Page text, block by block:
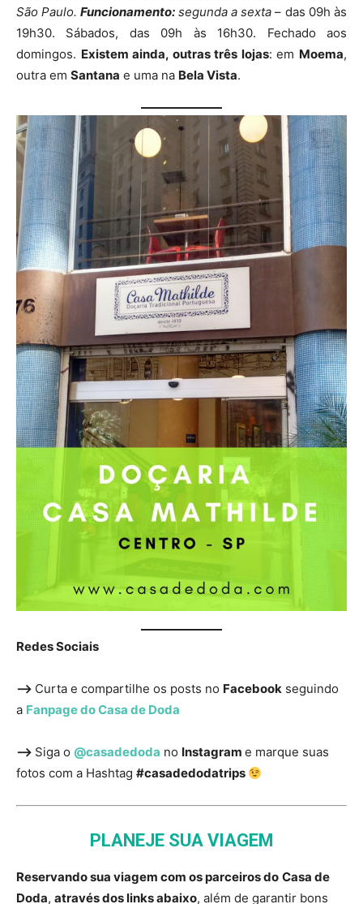
São Paulo. Funcionamento: segunda a sexta – das 09h às
19h30. Sábados, das 09h às 16h30. Fechado aos
domingos. Existem ainda, outras três lojas: em Moema,
outra em Santana e uma na Bela Vista.
Redes Sociais
—> Curta e compartilhe os posts no Facebook seguindo
a Fanpage do Casa de Doda
—> Siga o @casadedoda no Instagram e marque suas
fotos com a Hashtag #casadedodatrips
PLANEJE SUA VIAGEM
Reservando sua viagem com os parceiros do Casa de
Doda, através dos links abaixo, além de garantir bons